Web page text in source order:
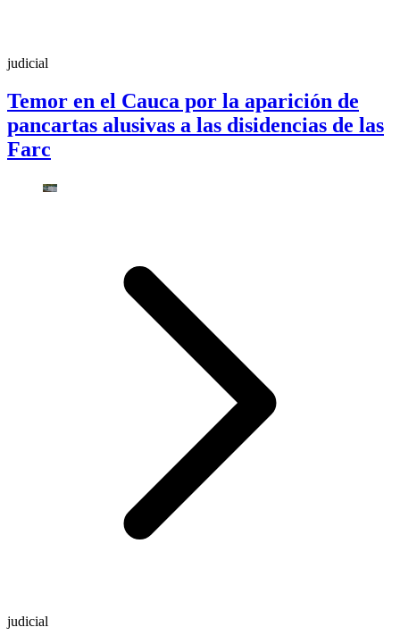
judicial
Temor en el Cauca por la aparición de
pancartas alusivas a las disidencias de las
Farc
judicial